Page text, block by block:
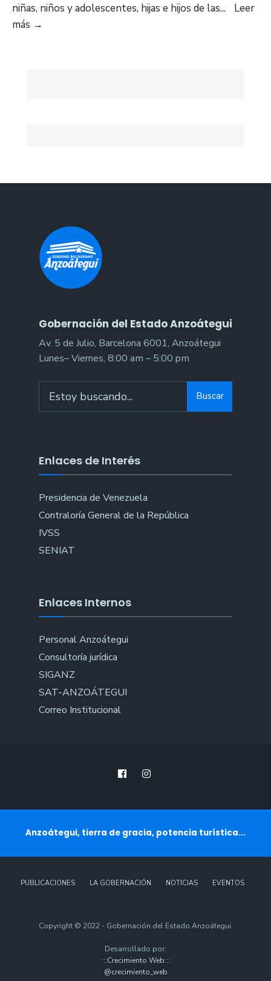
niñas, niños y adolescentes, hijas e hijos de las...
Leer
más →
del
la
Gobernación
Gobernación del Estado Anzoátegui
Av. 5 de Julio, Barcelona 6001, Anzoátegui
Lunes– Viernes, 8:00 am – 5:00 pm
for:
Buscar
Enlaces de Interés
Presidencia de Venezuela
Contraloría General de la República
IVSS
SENIAT
Enlaces Internos
Personal Anzoátegui
Consultoría jurídica
SIGANZ
SAT-ANZOÁTEGUI
Correo Institucional
Anzoátegui, tierra de gracia, potencia turística...
PUBLICACIONES LA GOBERNACIÓN NOTICIAS EVENTOS
Copyright © 2022 - Gobernación del Estado Anzoátegui.
Desarrollado por:
:::Crecimiento Web:::
@crecimiento_web